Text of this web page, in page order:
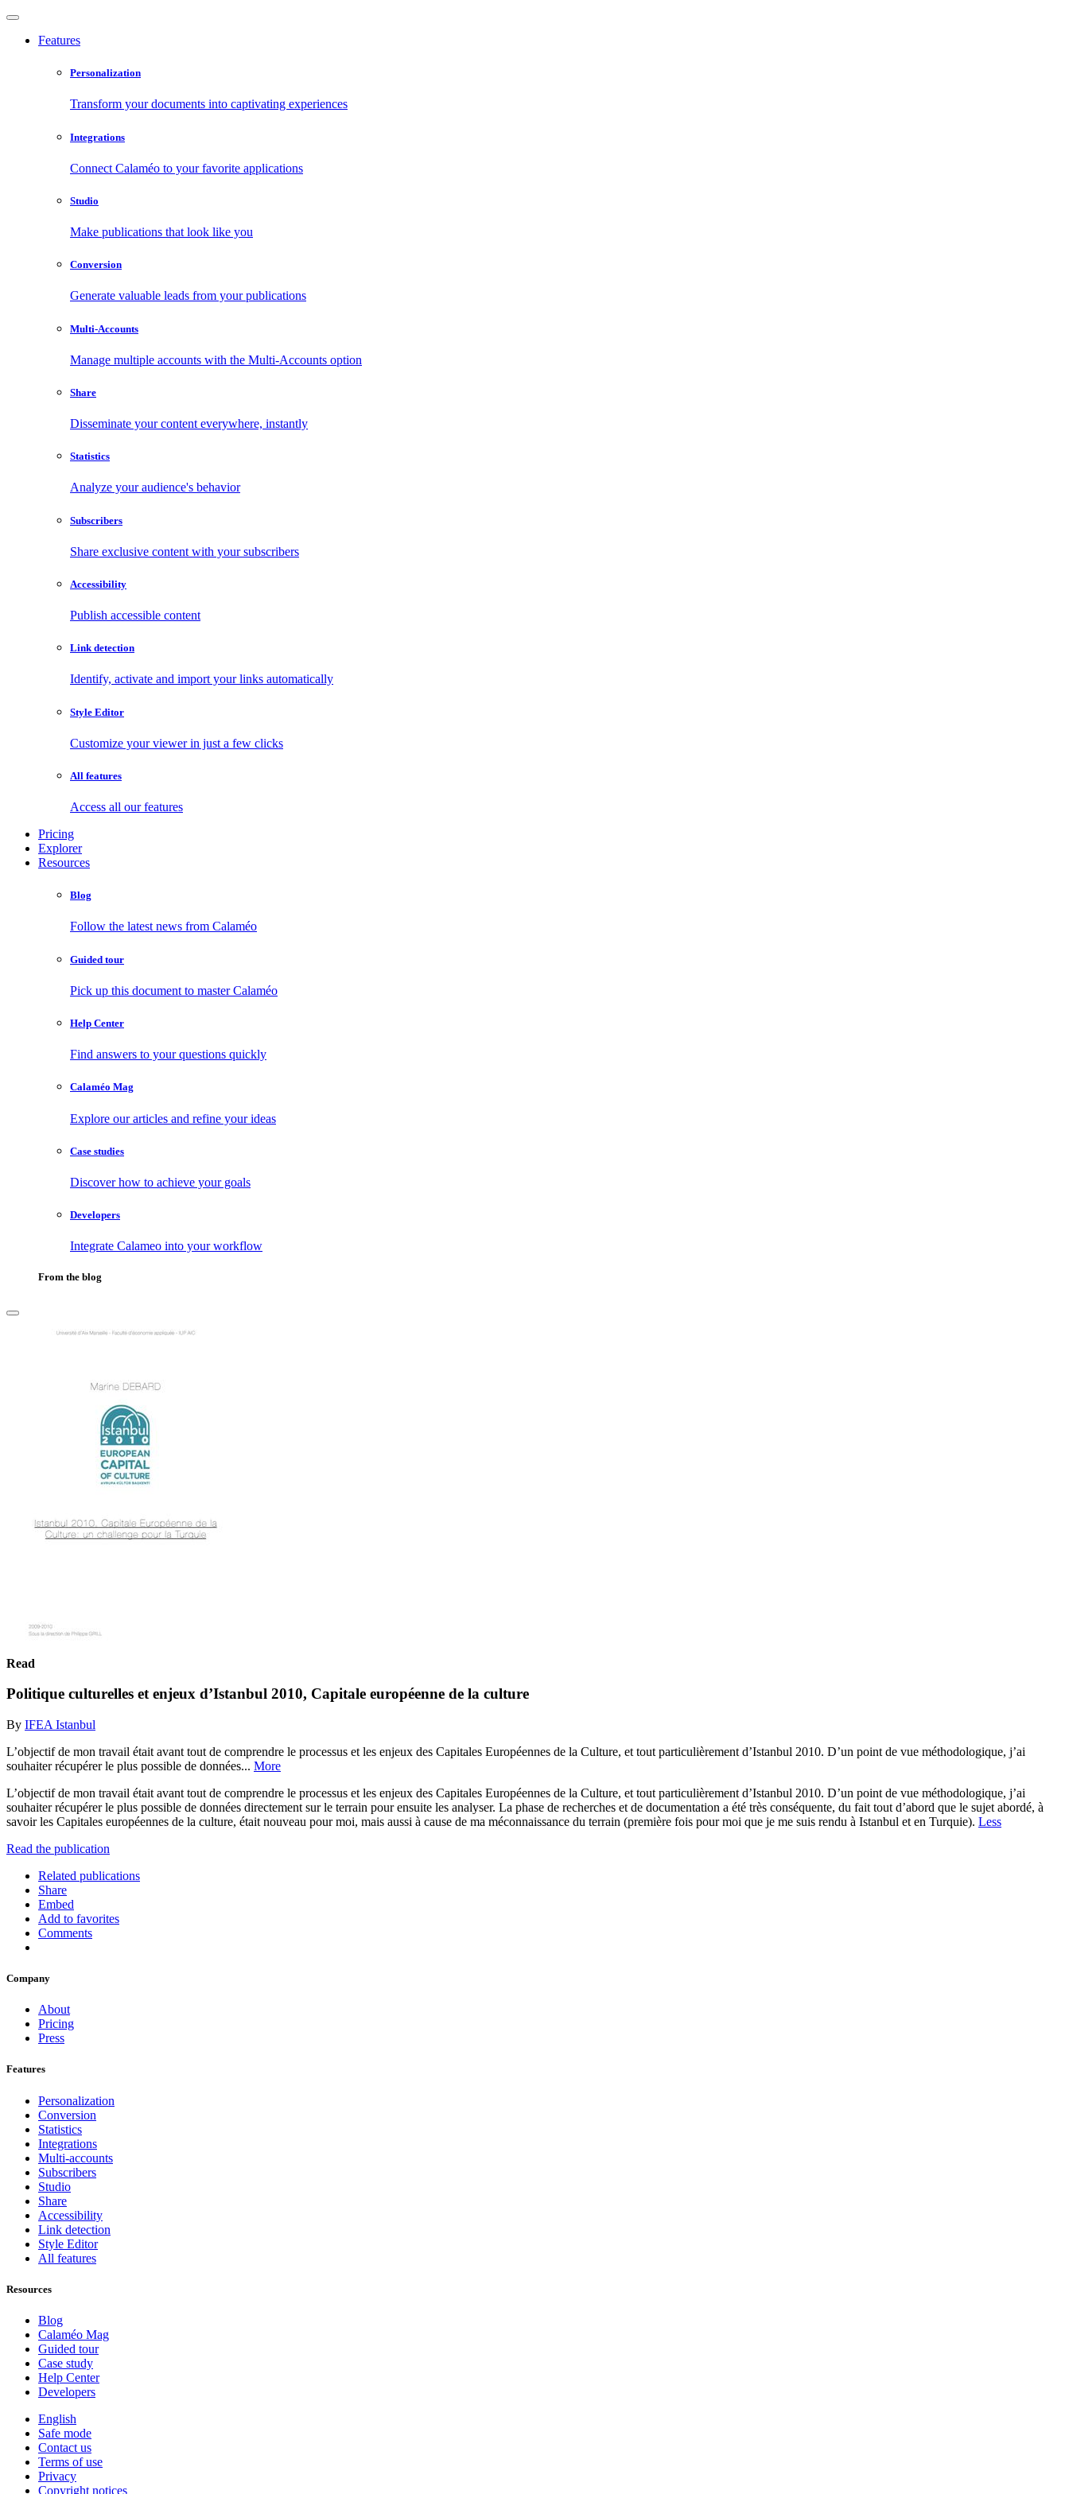
Features
Personalization
Transform your documents into captivating experiences
Integrations
Connect Calaméo to your favorite applications
Studio
Make publications that look like you
Conversion
Generate valuable leads from your publications
Multi-Accounts
Manage multiple accounts with the Multi-Accounts option
Share
Disseminate your content everywhere, instantly
Statistics
Analyze your audience's behavior
Subscribers
Share exclusive content with your subscribers
Accessibility
Publish accessible content
Link detection
Identify, activate and import your links automatically
Style Editor
Customize your viewer in just a few clicks
All features
Access all our features
Pricing
Explorer
Resources
Blog
Follow the latest news from Calaméo
Guided tour
Pick up this document to master Calaméo
Help Center
Find answers to your questions quickly
Calaméo Mag
Explore our articles and refine your ideas
Case studies
Discover how to achieve your goals
Developers
Integrate Calameo into your workflow
From the blog
Read
Politique culturelles et enjeux d’Istanbul 2010, Capitale européenne de la culture
By IFEA Istanbul
L’objectif de mon travail était avant tout de comprendre le processus et les enjeux des Capitales Européennes de la Culture, et tout particulièrement d’Istanbul 2010. D’un point de vue méthodologique, j’ai
souhaiter récupérer le plus possible de données... More
L’objectif de mon travail était avant tout de comprendre le processus et les enjeux des Capitales Européennes de la Culture, et tout particulièrement d’Istanbul 2010. D’un point de vue méthodologique, j’ai
souhaiter récupérer le plus possible de données directement sur le terrain pour ensuite les analyser. La phase de recherches et de documentation a été très conséquente, du fait tout d’abord que le sujet abordé, à
savoir les Capitales européennes de la culture, était nouveau pour moi, mais aussi à cause de ma méconnaissance du terrain (première fois pour moi que je me suis rendu à Istanbul et en Turquie). Less
Read the publication
Related publications
Share
Embed
Add to favorites
Comments
Company
About
Pricing
Press
Features
Personalization
Conversion
Statistics
Integrations
Multi-accounts
Subscribers
Studio
Share
Accessibility
Link detection
Style Editor
All features
Resources
Blog
Calaméo Mag
Guided tour
Case study
Help Center
Developers
English
Safe mode
Contact us
Terms of use
Privacy
Copyright notices